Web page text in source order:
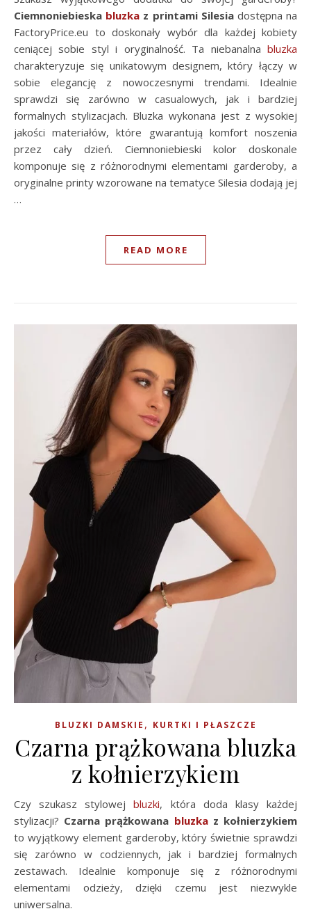
Ciemnoniebieska bluzka z printami Silesiadostępna na
FactoryPrice.eu to doskonały wybór dla każdej kobiety
ceniącej sobie styl i oryginalność. Ta niebanalna bluzka
charakteryzuje się unikatowym designem, który łączy w
sobie elegancję z nowoczesnymi trendami. Idealnie
sprawdzi się zarówno w casualowych, jak i bardziej
formalnych stylizacjach. Bluzka wykonana jest z wysokiej
jakości materiałów, które gwarantują komfort noszenia
przez cały dzień. Ciemnoniebieski kolor doskonale
komponuje się z różnorodnymi elementami garderoby, a
oryginalne printy wzorowane na tematyce Silesia dodają jej
…
READ MORE
BLUZKI DAMSKIE , KURTKI I PŁASZCZE
Czarna prążkowana bluzka
z kołnierzykiem
Czy szukasz stylowejbluzki, która doda klasy każdej
stylizacji? Czarna prążkowana bluzkaz kołnierzykiem
to wyjątkowy element garderoby, który świetnie sprawdzi
się zarówno w codziennych, jak i bardziej formalnych
zestawach. Idealnie komponuje się z różnorodnymi
elementami odzieży, dzięki czemu jest niezwykle
uniwersalna.